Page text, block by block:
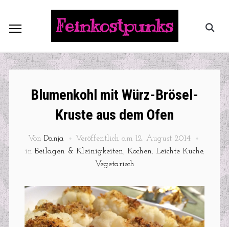
Feinkostpunks
Blumenkohl mit Würz-Brösel-
Kruste aus dem Ofen
Von Danja Veröffentlich am 12. August 2014
in Beilagen & Kleinigkeiten, Kochen, Leichte Küche,
Vegetarisch